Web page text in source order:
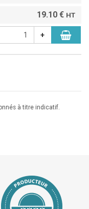
19.10 € HT
+
à titre indicatif.